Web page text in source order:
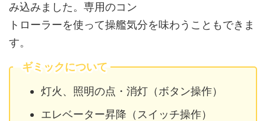
み込みました。専用のコン
トローラーを使って操艦気分を味わうこともできま
す。
ギミックについて
灯火、照明の点・消灯（ボタン操作）
エレベーター昇降（スイッチ操作）